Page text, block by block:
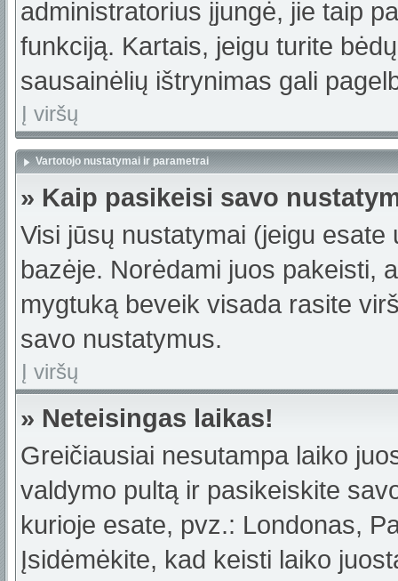
administratorius įjungė, jie taip
funkciją. Kartais, jeigu turite
sausainėlių ištrynimas gali
Į viršų
Vartotojo nustatymai ir parametrai
» Kaip pasikeisi savo
Visi jūsų nustatymai (jeigu
bazėje. Norėdami juos pakeisti,
mygtuką beveik visada rasite
savo nustatymus.
Į viršų
» Neteisingas laikas!
Greičiausiai nesutampa laiko
valdymo pultą ir pasikeiskite
kurioje esate, pvz.: Londonas,
Įsidėmėkite, kad keisti laiko